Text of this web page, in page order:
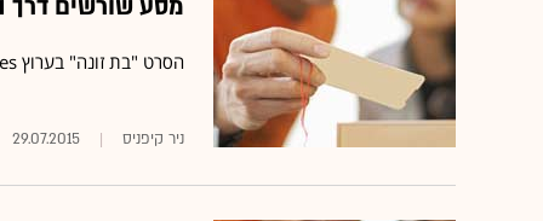
מסע שורשים דרך
הסרט "בת זונה" בערוץ yes דוקו מתחקה אחר מי שחיות בשולי השוליים של החברה
ניר קיפניס 29.07.2015